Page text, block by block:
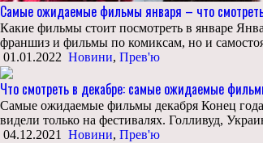
Самые ожидаемые фильмы января – что
Какие фильмы стоит посмотреть в январе
франшиз и фильмы по комиксам, но и
01.01.2022 Новини, Прев'ю
Что смотреть в декабре: самые ожидаемые
Самые ожидаемые фильмы декабря Конец
видели только на фестивалях. Голливуд,
04.12.2021
Новини, Прев'ю